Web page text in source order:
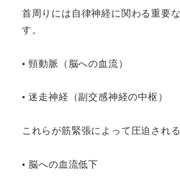
首周りには自律神経に関わる重要
す。
• 頸動脈（脳への血流）
• 迷走神経（副交感神経の中枢）
これらが筋緊張によって圧迫される
• 脳への血流低下